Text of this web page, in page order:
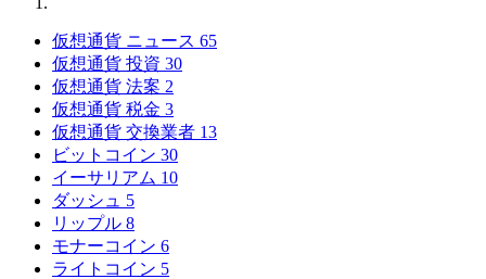
仮想通貨 ニュース 65
仮想通貨 投資 30
仮想通貨 法案 2
仮想通貨 税金 3
仮想通貨 交換業者 13
ビットコイン 30
イーサリアム 10
ダッシュ 5
リップル 8
モナーコイン 6
ライトコイン 5